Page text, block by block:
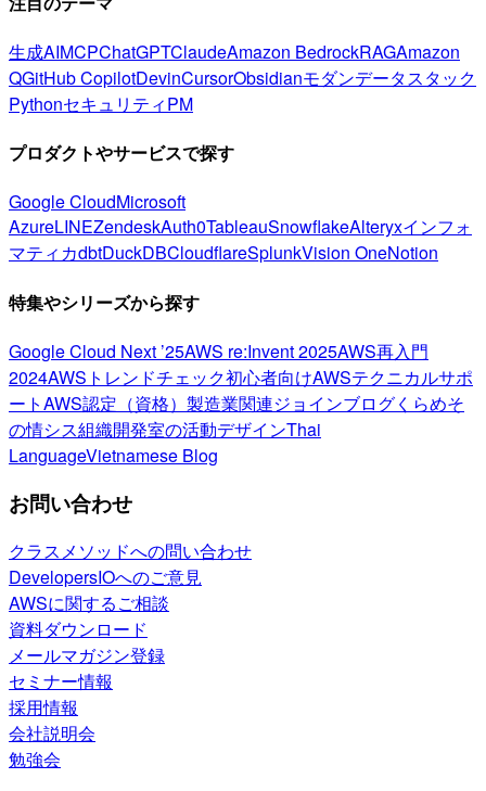
生成AIMCPChatGPTClaudeAmazon BedrockRAGAmazon
QGitHub CopilotDevinCursorObsidianモダンデータスタック
PythonセキュリティPM
プロダクトやサービスで探す
Google CloudMicrosoft
AzureLINEZendeskAuth0TableauSnowflakeAlteryxインフォ
マティカdbtDuckDBCloudflareSplunkVision OneNotion
特集やシリーズから探す
Google Cloud Next ’25AWS re:Invent 2025AWS再入門
2024AWSトレンドチェック初心者向けAWSテクニカルサポ
ートAWS認定（資格） 製造業関連ジョインブログくらめそ
の情シス組織開発室の活動デザインThai
LanguageVietnamese Blog
お問い合わせ
クラスメソッドへの問い合わせ
DevelopersIOへのご意見
AWSに関するご相談
資料ダウンロード
メールマガジン登録
セミナー情報
採用情報
会社説明会
勉強会